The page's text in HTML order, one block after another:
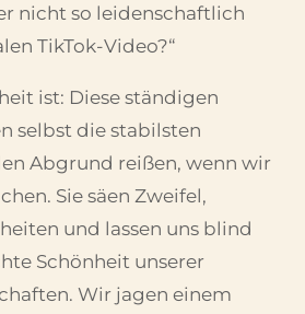
nicht so leidenschaftlich
TikTok-Video?“
ist: Diese ständigen
selbst die stabilsten
Abgrund reißen, wenn wir
Sie säen Zweifel,
und lassen uns blind
Schönheit unserer
Wir jagen einem